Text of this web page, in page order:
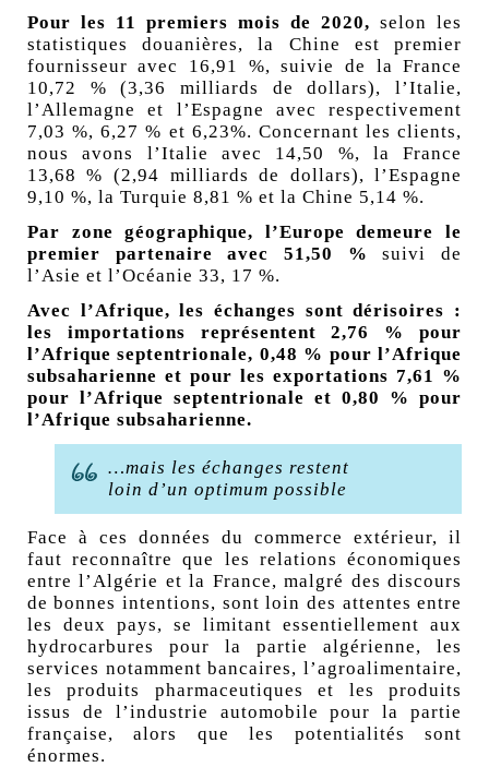
Pour les 11 premiers mois de 2020, selon les
statistiques douanières, la Chine est premier
fournisseur avec 16,91
%, suivie de la France
10,72
% (3,36 milliards de dollars), l’Italie,
l’Allemagne et l’Espagne avec respectivement
7,03 %, 6,27 % et 6,23%. Concernant les clients,
nous avons l’Italie avec 14,50
%, la France
13,68
% (2,94 milliards de dollars), l’Espagne
9,10 %, la Turquie 8,81 % et la Chine 5,14 %.
Par zone géographique, l’Europe demeure le
premier partenaire avec 51,50
% suivi de
l’Asie et l’Océanie 33, 17 %.
Avec l’Afrique, les échanges sont dérisoires :
les importations représentent 2,76
% pour
l’Afrique septentrionale, 0,48 % pour l’Afrique
subsaharienne et pour les exportations 7,61 %
pour l’Afrique septentrionale et 0,80
% pour
l’Afrique subsaharienne.
…mais les échanges restent
loin d’un optimum possible
Face à ces données du commerce extérieur, il
faut reconnaître que les relations économiques
entre l’Algérie et la France, malgré des discours
de bonnes intentions, sont loin des attentes entre
les deux pays, se limitant essentiellement aux
hydrocarbures pour la partie algérienne, les
services notamment bancaires, l’agroalimentaire,
les produits pharmaceutiques et les produits
issus de l’industrie automobile pour la partie
française, alors que les potentialités sont
énormes.